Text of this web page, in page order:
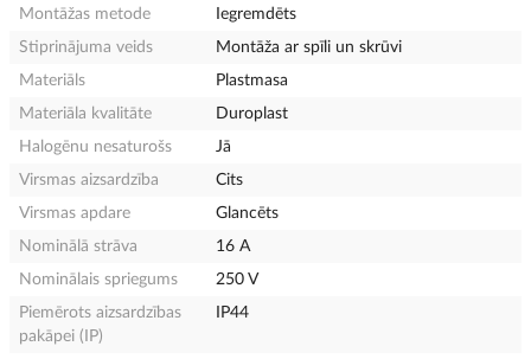
Montāžas metode
Iegremdēts
Stiprinājuma veids
Montāža ar spīli un skrūvi
Materiāls
Plastmasa
Materiāla kvalitāte
Duroplast
Halogēnu nesaturošs
Jā
Virsmas aizsardzība
Cits
Virsmas apdare
Glancēts
Nominālā strāva
16 A
Nominālais spriegums
250 V
Piemērots aizsardzības
pakāpei (IP)
IP44